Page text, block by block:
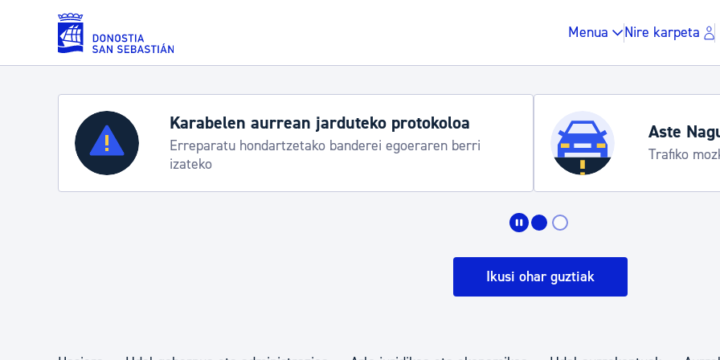
Eduki nagusira joan
Menua Nire karpeta
Zerbitzuak
Errolda eta gai pertsonalak
Gune publikoa,
Karabelen aurrean jarduteko protokoloa
Erreparatu hondartzetako banderei egoeraren berri
izateko
Aste Nagusia 2026
Trafiko mozketak eta
Ikusi ohar guztiak